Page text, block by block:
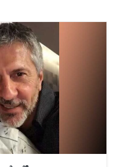
നേരിട്ട്
അറിയിച്ചിര...
രണ്ടുവരി
എന്ന് കെ.